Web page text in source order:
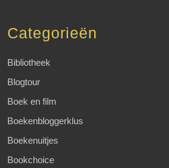
Categorieën
Bibliotheek
Blogtour
Boek en film
Boekenbloggerklus
Boekenuitjes
Bookchoice